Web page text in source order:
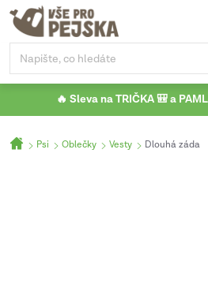
Přejít
obsah
🔥 Sleva na TRIČKA 🎒 a
Domů
Psi Oblečky Vesty Dlouhá záda